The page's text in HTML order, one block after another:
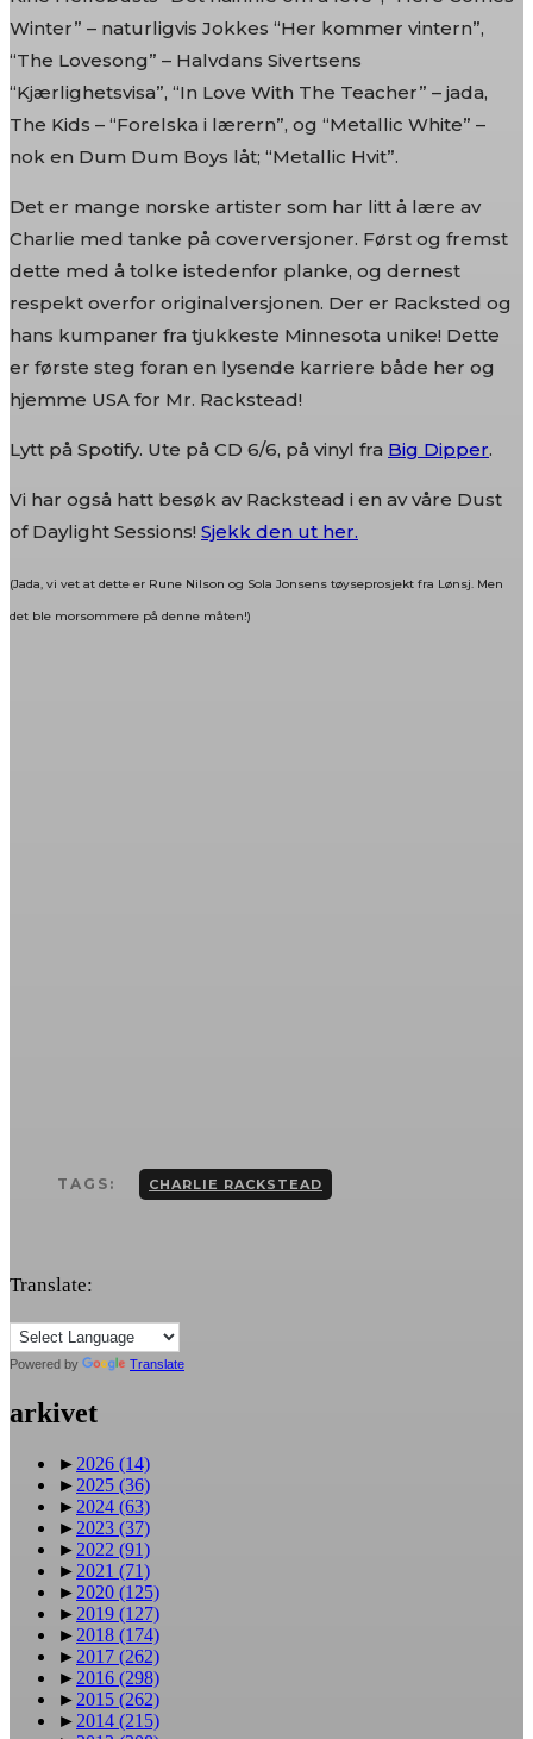
Winter” – naturligvis Jokkes “Her kommer vintern”,
“The Lovesong” – Halvdans Sivertsens
“Kjærlighetsvisa”, “In Love With The Teacher” – jada,
The Kids – “Forelska i lærern”, og “Metallic White” –
nok en Dum Dum Boys låt; “Metallic Hvit”.
Det er mange norske artister som har litt å lære av
Charlie med tanke på coverversjoner. Først og fremst
dette med å tolke istedenfor planke, og dernest
respekt overfor originalversjonen. Der er Racksted og
hans kumpaner fra tjukkeste Minnesota unike! Dette
er første steg foran en lysende karriere både her og
hjemme USA for Mr. Rackstead!
Lytt på Spotify. Ute på CD 6/6, på vinyl fra Big Dipper.
Vi har også hatt besøk av Rackstead i en av våre Dust
of Daylight Sessions! Sjekk den ut her.
(Jada, vi vet at dette er Rune Nilson og Sola Jonsens tøyseprosjekt fra Lønsj. Men
det ble morsommere på denne måten!)
TAGS: CHARLIE RACKSTEAD
Translate:
Powered by Translate
arkivet
► 2026 (14)
► 2025 (36)
► 2024 (63)
► 2023 (37)
► 2022 (91)
► 2021 (71)
► 2020 (125)
► 2019 (127)
► 2018 (174)
► 2017 (262)
► 2016 (298)
► 2015 (262)
► 2014 (215)